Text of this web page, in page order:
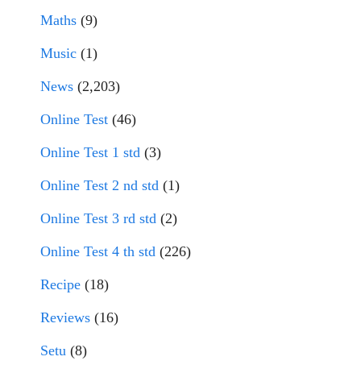
Maths (9)
Music (1)
News (2,203)
Online Test (46)
Online Test 1 std (3)
Online Test 2 nd std (1)
Online Test 3 rd std (2)
Online Test 4 th std (226)
Recipe (18)
Reviews (16)
Setu (8)